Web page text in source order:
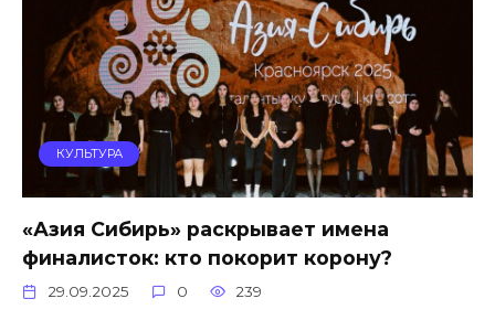
КУЛЬТУРА
«Азия Сибирь» раскрывает имена
финалисток: кто покорит корону?
29.09.2025 0 239